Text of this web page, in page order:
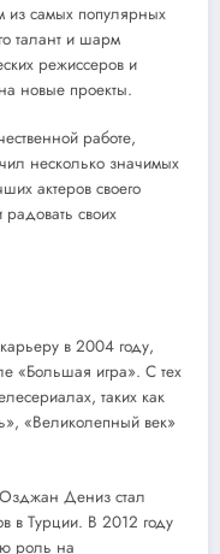
самых популярных
талант и шарм
режиссеров и
новые проекты.
работе,
несколько значимых
актеров своего
своих
в 2004 году,
«Большая игра». С тех
таких как
«Великолепный век»
Дениз стал
в Турции. В 2012 году
роль на